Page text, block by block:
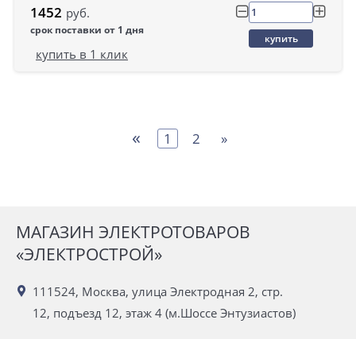
1452 руб.
срок поставки от 1 дня
купить
купить в 1 клик
« 1 2 »
МАГАЗИН ЭЛЕКТРОТОВАРОВ
«ЭЛЕКТРОСТРОЙ»
111524, Москва, улица Электродная 2, стр.
12, подъезд 12, этаж 4 (м.Шоссе Энтузиастов)